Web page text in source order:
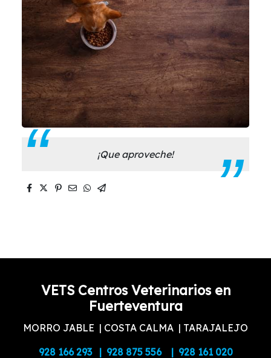
¡Que aproveche!
VETS Centros Veterinarios en
Fuerteventura
MORRO JABLE | COSTA CALMA | TARAJALEJO
928 166 293 | 928 875 556 | 928 161 020